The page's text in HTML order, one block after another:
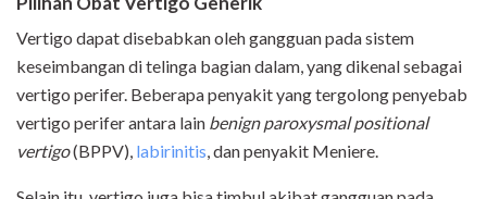
Vertigo dapat disebabkan oleh gangguan pada sistem
keseimbangan di telinga bagian dalam, yang dikenal sebagai
vertigo perifer. Beberapa penyakit yang tergolong penyebab
vertigo perifer antara lain benign paroxysmal positional
vertigo(BPPV), labirinitis, dan penyakit Meniere.